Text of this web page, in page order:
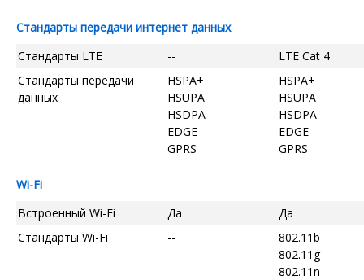
Стандарты передачи интернет данных
Стандарты LTE
--
LTE Cat 4
Стандарты передачи
данных
HSPA+
HSUPA
HSDPA
EDGE
GPRS
HSPA+
HSUPA
HSDPA
EDGE
GPRS
Wi-Fi
Встроенный Wi-Fi
Да
Да
Стандарты Wi-Fi
--
802.11b
802.11g
802.11n